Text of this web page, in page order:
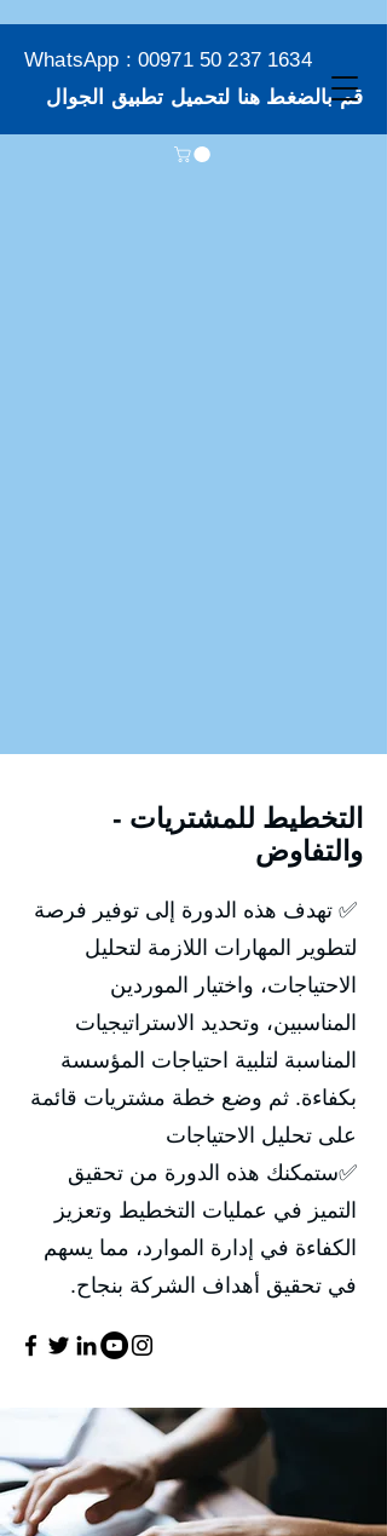
WhatsApp : 00971 50 237 1634
قم بالضغط هنا لتحميل تطبيق الجوال
التخطيط للمشتريات -
والتفاوض
✅ تهدف هذه الدورة إلى توفير فرصة
لتطوير المهارات اللازمة لتحليل
الاحتياجات، واختيار الموردين
المناسبين، وتحديد الاستراتيجيات
المناسبة لتلبية احتياجات المؤسسة
بكفاءة. ثم وضع خطة مشتريات قائمة
على تحليل الاحتياجات
✅ستمكنك هذه الدورة من تحقيق
التميز في عمليات التخطيط وتعزيز
الكفاءة في إدارة الموارد، مما يسهم
في تحقيق أهداف الشركة بنجاح.